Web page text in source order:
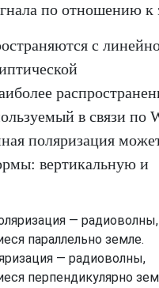
по отношению к
с
в связи
поляризация
вертикальную и
— радиоволны,
параллельно земле.
— радиоволны,
перпендикулярно